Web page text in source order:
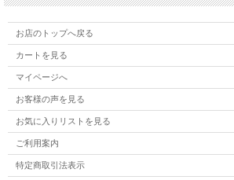
お店のトップへ戻る
カートを見る
マイページへ
お客様の声を見る
お気に入りリストを見る
ご利用案内
特定商取引法表示